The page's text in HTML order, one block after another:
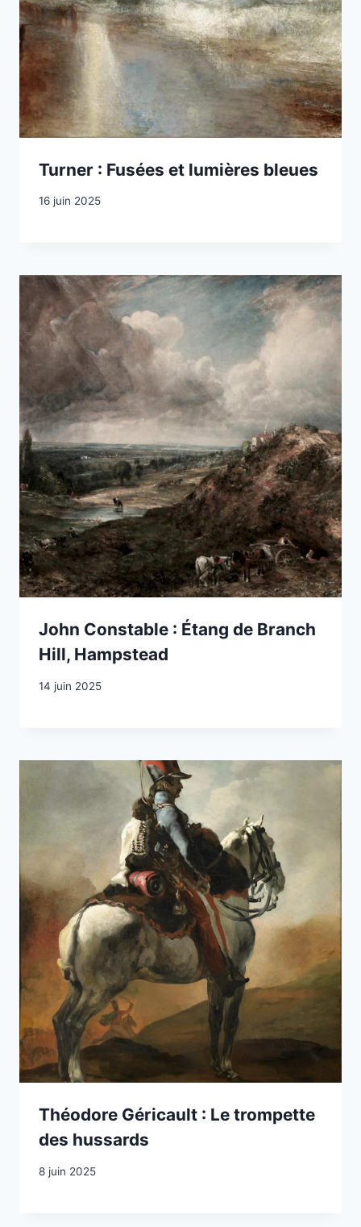
Turner : Fusées et lumières bleues
16 juin 2025
John Constable : Étang de Branch
Hill, Hampstead
14 juin 2025
Théodore Géricault : Le trompette
des hussards
8 juin 2025